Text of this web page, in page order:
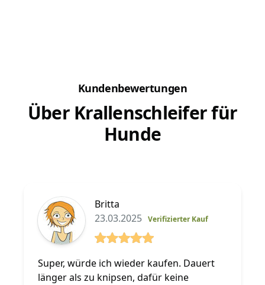
Kundenbewertungen
Über Krallenschleifer für
Hunde
Britta
23.03.2025 Verifizierter Kauf
Super, würde ich wieder kaufen. Dauert
länger als zu knipsen, dafür keine